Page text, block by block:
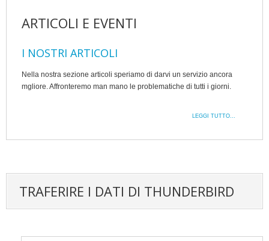
ARTICOLI E EVENTI
I NOSTRI ARTICOLI
Nella nostra sezione articoli speriamo di darvi un servizio ancora
mgliore. Affronteremo man mano le problematiche di tutti i giorni.
LEGGI TUTTO...
TRAFERIRE I DATI DI THUNDERBIRD